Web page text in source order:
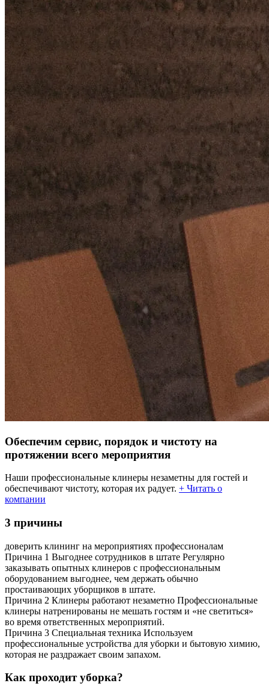
Обеспечим сервис, порядок и чистоту на
протяжении всего мероприятия
Наши профессиональные клинеры незаметны для гостей и
обеспечивают чистоту, которая их радует. + Читать о
компании
3 причины
доверить клининг на мероприятиях профессионалам
Причина 1 Выгоднее сотрудников в штате Регулярно
заказывать опытных клинеров с профессиональным
оборудованием выгоднее, чем держать обычно
простаивающих уборщиков в штате.
Причина 2 Клинеры работают незаметно Профессиональные
клинеры натренированы не мешать гостям и «не светиться»
во время ответственных мероприятий.
Причина 3 Специальная техника Используем
профессиональные устройства для уборки и бытовую химию,
которая не раздражает своим запахом.
Как проходит уборка?